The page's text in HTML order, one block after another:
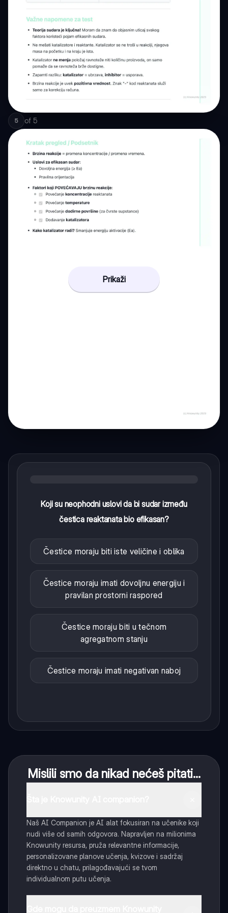
5 of 5
Prikaži
Koji su neophodni uslovi da bi sudar između
čestica reaktanata bio efikasan?
Čestice moraju biti iste veličine i oblika
Čestice moraju imati dovoljnu energiju i
pravilan prostorni raspored
Čestice moraju biti u tečnom
agregatnom stanju
Čestice moraju imati negativan naboj
Mislili smo da nikad nećeš pitati...
Naš AI Companion je AI alat fokusiran na učenike koji
nudi više od samih odgovora. Napravljen na milionima
Knowunity resursa, pruža relevantne informacije,
personalizovane planove učenja, kvizove i sadržaj
direktno u chatu, prilagođavajući se tvom
individualnom putu učenja.